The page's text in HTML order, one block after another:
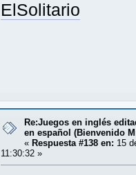
ElSolitario
Re:Juegos en inglés
en español (Bienvenido
« Respuesta #138 en: 15
11:30:32 »